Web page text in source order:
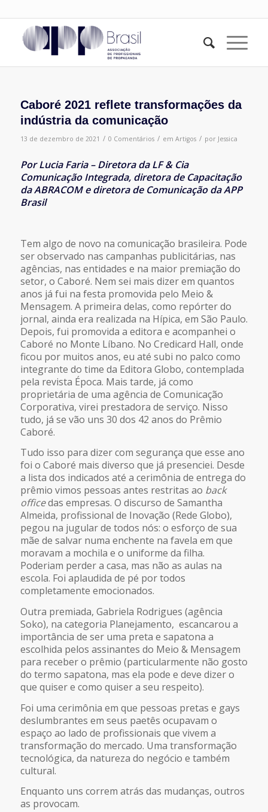
Caboré 2021 reflete transformações da
indústria da comunicação
13 de dezembro de 2021 / 0 Comentários / em Artigos / por Jessica
Por Lucia Faria – Diretora da LF & Cia
Comunicação Integrada, diretora de Capacitação
da ABRACOM e diretora de Comunicação da APP
Brasil
Tem algo de novo na comunicação brasileira. Pode
ser observado nas campanhas publicitárias, nas
agências, nas entidades e na maior premiação do
setor, o Caboré. Nem sei mais dizer em quantos
anos já fui na festa promovida pelo Meio &
Mensagem. A primeira delas, como repórter do
jornal, ainda era realizada na Hípica, em São Paulo.
Depois, fui promovida a editora e acompanhei o
Caboré no Monte Líbano. No Credicard Hall, onde
ficou por muitos anos, eu até subi no palco como
integrante do time da Editora Globo, contemplada
pela revista Época. Mais tarde, já como
proprietária de uma agência de Comunicação
Corporativa, virei prestadora de serviço. Nisso
tudo, já se vão uns 30 dos 42 anos do Prêmio
Caboré.
Tudo isso para dizer com segurança que esse ano
foi o Caboré mais diverso que já presenciei. Desde
a lista dos indicados até a cerimônia de entrega do
prêmio vimos pessoas antes restritas ao back
officedas empresas. O discurso de Samantha
Almeida, profissional de Inovação (Rede Globo),
pegou na jugular de todos nós: o esforço de sua
mãe de salvar numa enchente na favela em que
moravam a mochila e o uniforme da filha.
Poderiam perder a casa, mas não as aulas na
escola. Foi aplaudida de pé por todos
completamente emocionados.
Outra premiada, Gabriela Rodrigues (agência
Soko), na categoria Planejamento, escancarou a
importância de ser uma preta e sapatona a
escolhida pelos assinantes do Meio & Mensagem
para receber o prêmio (particularmente não gosto
do termo sapatona, mas ela pode e deve dizer o
que quiser e como quiser a seu respeito).
Foi uma cerimônia em que pessoas pretas e gays
deslumbrantes em seus paetês ocupavam o
espaço ao lado de profissionais que vivem a
transformação do mercado. Uma transformação
tecnológica, da natureza do negócio e também
cultural.
Enquanto uns correm atrás das mudanças, outros
as provocam.